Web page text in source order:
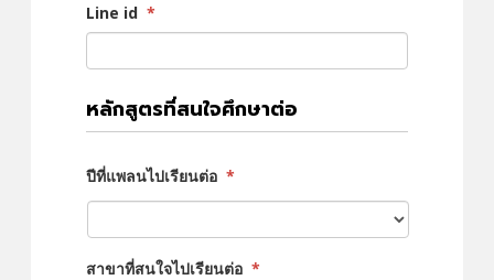
Line id *
หลักสูตรที่สนใจศึกษาต่อ
ปีที่แพลนไปเรียนต่อ *
สาขาที่สนใจไปเรียนต่อ *